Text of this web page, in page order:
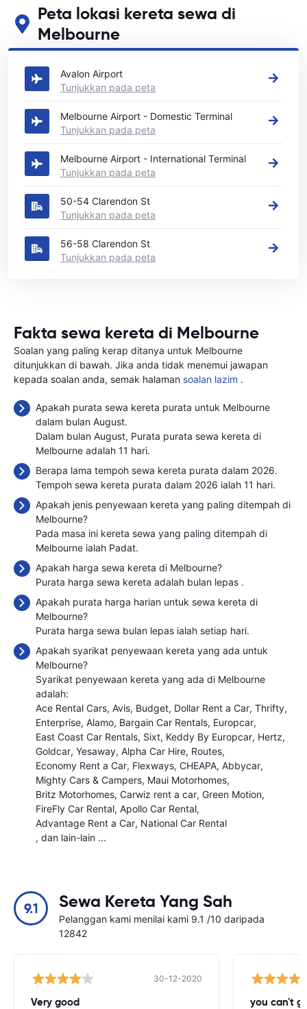
Peta lokasi kereta sewa di
Melbourne
Lihat lokasi sewa kereta utama kami di Melbourne
Avalon Airport
Tunjukkan pada peta
Melbourne Airport - Domestic Terminal
Tunjukkan pada peta
Melbourne Airport - International Terminal
Tunjukkan pada peta
50-54 Clarendon St
Tunjukkan pada peta
56-58 Clarendon St
Tunjukkan pada peta
Fakta sewa kereta di Melbourne
Soalan yang paling kerap ditanya untuk Melbourne
ditunjukkan di bawah. Jika anda tidak menemui jawapan
kepada soalan anda, semak halaman soalan lazim .
Apakah purata sewa kereta purata untuk Melbourne
dalam bulan August.
Dalam bulan August, Purata purata sewa kereta di
Melbourne adalah 11 hari.
Berapa lama tempoh sewa kereta purata dalam 2026.
Tempoh sewa kereta purata dalam 2026 ialah 11 hari.
Apakah jenis penyewaan kereta yang paling ditempah di
Melbourne?
Pada masa ini kereta sewa yang paling ditempah di
Melbourne ialah Padat.
Apakah harga sewa kereta di Melbourne?
Purata harga sewa kereta adalah bulan lepas .
Apakah purata harga harian untuk sewa kereta di
Melbourne?
Purata harga sewa bulan lepas ialah setiap hari.
Apakah syarikat penyewaan kereta yang ada untuk
Melbourne?
Syarikat penyewaan kereta yang ada di Melbourne
adalah:
Ace Rental Cars Avis Budget Dollar Rent a Car Thrifty
Enterprise Alamo Bargain Car Rentals Europcar
East Coast Car Rentals Sixt Keddy By Europcar Hertz
Goldcar Yesaway Alpha Car Hire Routes
Economy Rent a Car Flexways CHEAPA Abbycar
Mighty Cars & Campers Maui Motorhomes
Britz Motorhomes Carwiz rent a car Green Motion
FireFly Car Rental Apollo Car Rental
Advantage Rent a Car National Car Rental
, dan lain-lain ...
9.1 Sewa Kereta Yang Sah
Pelanggan kami menilai kami 9.1 /10 daripada
12842
30-12-2020
Very good you can't